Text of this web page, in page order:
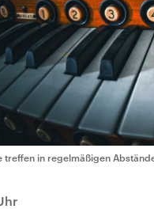
treffen in regelmäßigen